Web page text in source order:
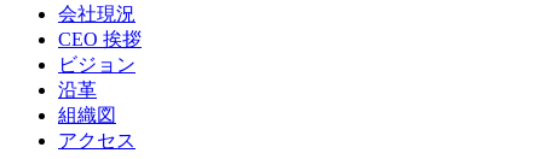
会社現況
CEO 挨拶
ビジョン
沿革
組織図
アクセス